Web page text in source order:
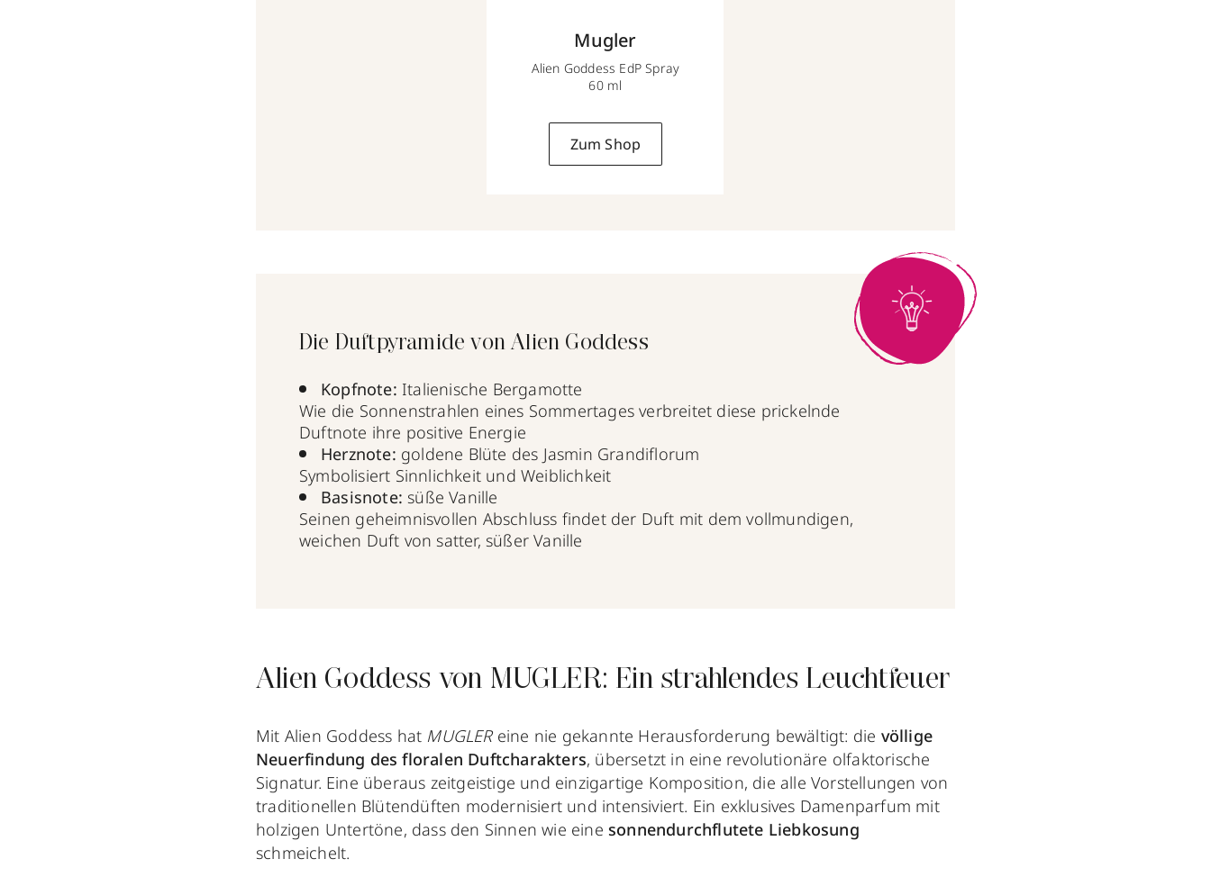
Mugler
Alien Goddess EdP Spray
60 ml
Zum Shop
Die Duftpyramide von Alien Goddess
Kopfnote: Italienische Bergamotte
Wie die Sonnenstrahlen eines Sommertages verbreitet diese prickelnde
Duftnote ihre positive Energie
Herznote: goldene Blüte des Jasmin Grandiflorum
Symbolisiert Sinnlichkeit und Weiblichkeit
Basisnote: süße Vanille
Seinen geheimnisvollen Abschluss findet der Duft mit dem vollmundigen,
weichen Duft von satter, süßer Vanille
Alien Goddess von MUGLER: Ein strahlendes Leuchtfeuer
Mit Alien Goddess hat MUGLER eine nie gekannte Herausforderung bewältigt: die völlige
Neuerfindung des floralen Duftcharakters, übersetzt in eine revolutionäre olfaktorische
Signatur. Eine überaus zeitgeistige und einzigartige Komposition, die alle Vorstellungen von
traditionellen Blütendüften modernisiert und intensiviert. Ein exklusives Damenparfum mit
holzigen Untertöne, dass den Sinnen wie eine sonnendurchflutete Liebkosung
schmeichelt.